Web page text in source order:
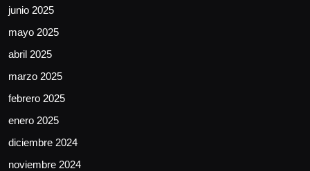
junio 2025
mayo 2025
abril 2025
marzo 2025
febrero 2025
enero 2025
diciembre 2024
noviembre 2024